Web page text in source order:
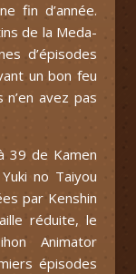
fin d’année.
de la Meda-
d’épisodes
un bon feu
avez pas
39 de Kamen
no Taiyou
par Kenshin
réduite, le
Animator
épisodes